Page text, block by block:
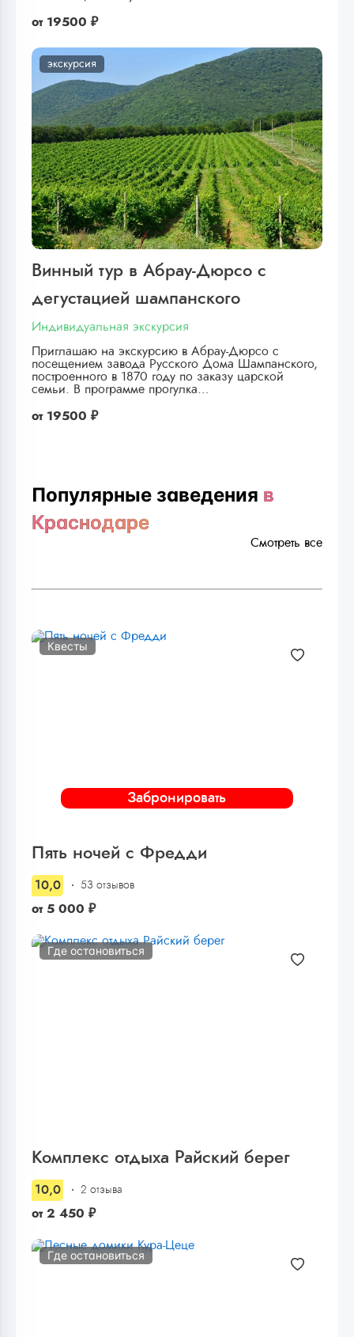
от 19500 ₽
экскурсия
Винный тур в Абрау-Дюрсо с
дегустацией шампанского
Индивидуальная экскурсия
Приглашаю на экскурсию в Абрау-Дюрсо с
посещением завода Русского Дома Шампанского,
построенного в 1870 году по заказу царской
семьи. В программе прогулка…
от 19500 ₽
Популярные заведения в
Краснодаре
Смотреть все
Забронировать
Квесты
Пять ночей с Фредди
10,0 53 отзывов
от 5 000 ₽
Где остановиться
Комплекс отдыха Райский берег
10,0 2 отзыва
от 2 450 ₽
Где остановиться